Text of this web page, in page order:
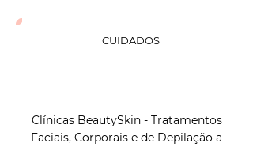
CUIDADOS
...
Clínicas BeautySkin - Tratamentos
Faciais, Corporais e de Depilação a